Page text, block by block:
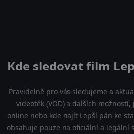
Kde sledovat film
Pravidelně pro vás sledujeme a
videoték (VOD) a dalších
online nebo kde najít Lepší pán ke
obsahuje pouze na oficiální a legální